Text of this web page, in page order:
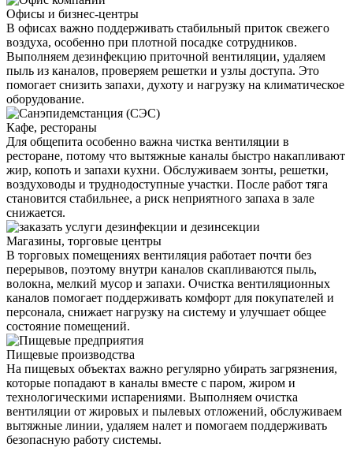
Офисы и бизнес-центры
В офисах важно поддерживать стабильный приток свежего
воздуха, особенно при плотной посадке сотрудников.
Выполняем дезинфекцию приточной вентиляции, удаляем
пыль из каналов, проверяем решетки и узлы доступа. Это
помогает снизить запахи, духоту и нагрузку на климатическое
оборудование.
Кафе, рестораны
Для общепита особенно важна чистка вентиляции в
ресторане, потому что вытяжные каналы быстро накапливают
жир, копоть и запахи кухни. Обслуживаем зонты, решетки,
воздуховоды и труднодоступные участки. После работ тяга
становится стабильнее, а риск неприятного запаха в зале
снижается.
Магазины, торговые центры
В торговых помещениях вентиляция работает почти без
перерывов, поэтому внутри каналов скапливаются пыль,
волокна, мелкий мусор и запахи. Очистка вентиляционных
каналов помогает поддерживать комфорт для покупателей и
персонала, снижает нагрузку на систему и улучшает общее
состояние помещений.
Пищевые производства
На пищевых объектах важно регулярно убирать загрязнения,
которые попадают в каналы вместе с паром, жиром и
технологическими испарениями. Выполняем очистка
вентиляции от жировых и пылевых отложений, обслуживаем
вытяжные линии, удаляем налет и помогаем поддерживать
безопасную работу системы.